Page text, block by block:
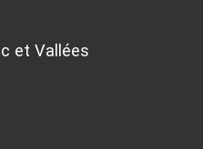
et Vallées